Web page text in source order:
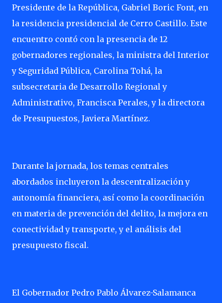
Presidente de la República, Gabriel Boric Font, en
la residencia presidencial de Cerro Castillo. Este
encuentro contó con la presencia de 12
gobernadores regionales, la ministra del Interior
y Seguridad Pública, Carolina Tohá, la
subsecretaria de Desarrollo Regional y
Administrativo, Francisca Perales, y la directora
de Presupuestos, Javiera Martínez.
Durante la jornada, los temas centrales
abordados incluyeron la descentralización y
autonomía financiera, así como la coordinación
en materia de prevención del delito, la mejora en
conectividad y transporte, y el análisis del
presupuesto fiscal.
El Gobernador Pedro Pablo Álvarez-Salamanca